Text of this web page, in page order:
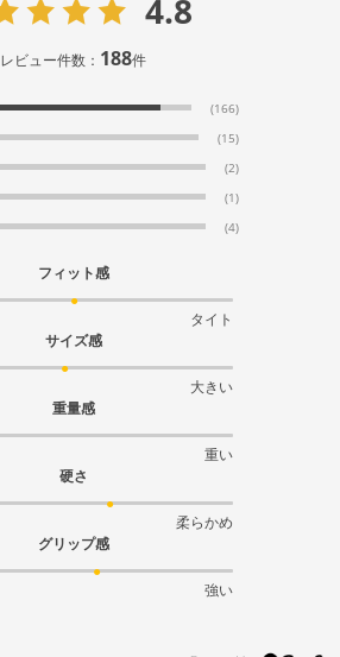
4.8
レビュー件数： 188件
(166)
(15)
(2)
(1)
(4)
フィット感
タイト
サイズ感
大きい
重量感
重い
硬さ
柔らかめ
グリップ感
強い